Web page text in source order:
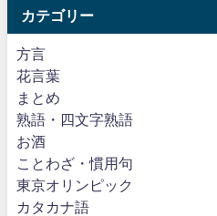
カテゴリー
方言
花言葉
まとめ
熟語・四文字熟語
お酒
ことわざ・慣用句
東京オリンピック
カタカナ語